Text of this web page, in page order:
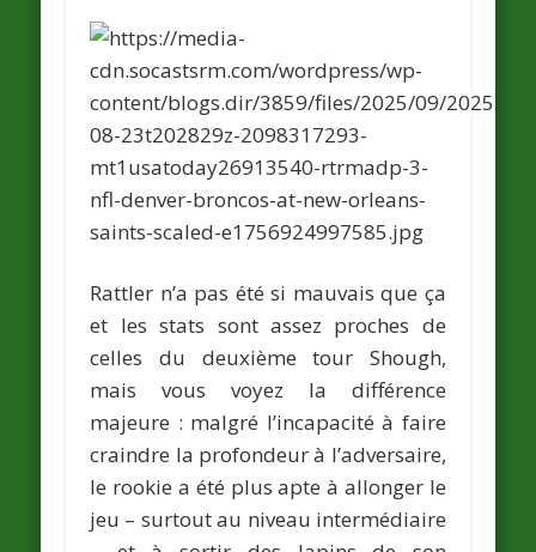
Rattler n’a pas été si mauvais que ça
et les stats sont assez proches de
celles du deuxième tour Shough,
mais vous voyez la différence
majeure : malgré l’incapacité à faire
craindre la profondeur à l’adversaire,
le rookie a été plus apte à allonger le
jeu – surtout au niveau intermédiaire